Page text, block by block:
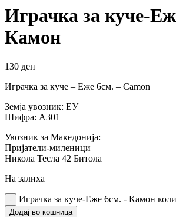
Играчка за куче-
Камон
130 ден
Играчка за куче – Еже 6см. – Camon
Земја увозник: ЕУ
Шифра: А301
Увозник за Македонија:
Пријатели-миленици
Никола Тесла 42 Битола
На залиха
Играчка за куче-Еже 6см. - Камон
Додај во кошница